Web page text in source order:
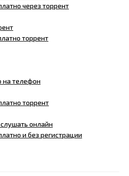
через торрент
торрент
на телефон
торрент
онлайн
и без регистрации